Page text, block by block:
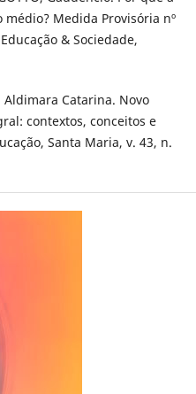
Medida Provisória nº
& Sociedade,
Aldimara Catarina. Novo
contextos, conceitos e
Santa Maria, v. 43, n.